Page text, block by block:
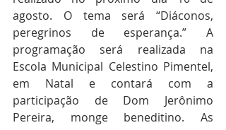
agosto. O tema será “Diáconos,
peregrinos de esperança.” A
programação será realizada na
Escola Municipal Celestino Pimentel,
em Natal e contará com a
participação de Dom Jerônimo
Pereira, monge beneditino. As